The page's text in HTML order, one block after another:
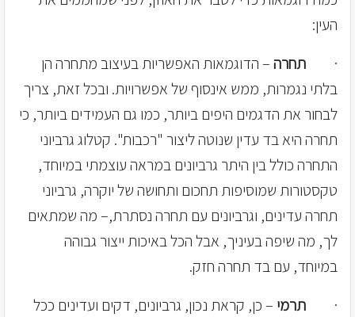
העין:
· תחרה– הדוגמאות האפשריות בעיצוב מתחרה הן
בלתי נגמרות, ממש אינסוף של אפשרויות. ובכל זאת, צריך
לבחור את הדגמים היפים ביותר, כמו גם העמידים ביותר, כי
תחרה היא בד עדין שנוטה ליצור "רכבות". קטלוג גרביוני
התחרה כולל בין היתר גרביונים במראה עוצמתי במיוחד,
טקסטורות שמוסיפות תחכום ותחושה של יוקרה, גרביוני
תחרה עדינים, וגרביונים עם תחרה נסתרת,– מה שמתאים
לך, מה שיפה בעיניך, אבל הכל באיכות ייצור גבוהה
במיוחד, עם בד תחרה חזק.
· תרמי – כן, קראת נכון, גרביונים, דקים ועדינים ככל